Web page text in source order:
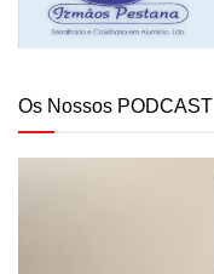
Os Nossos PODCAST